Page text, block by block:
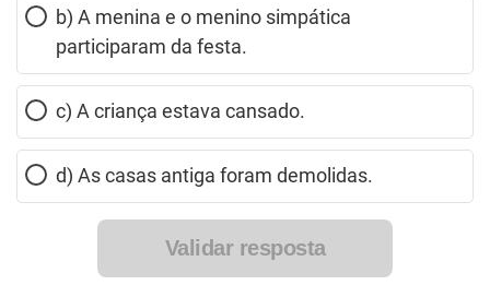
b) A menina e o menino simpática
participaram da festa.
c) A criança estava cansado.
d) As casas antiga foram demolidas.
Validar resposta